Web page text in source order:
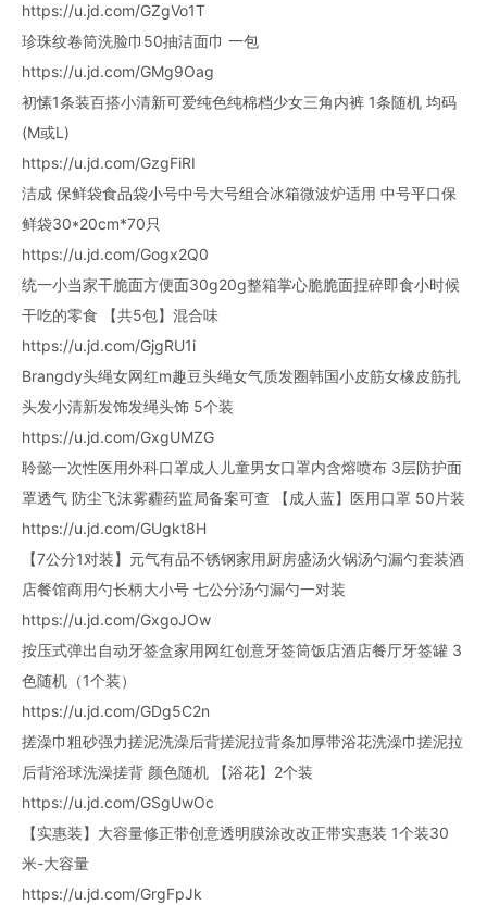
https://u.jd.com/GZgVo1T
珍珠纹卷筒洗脸巾50抽洁面巾 一包
https://u.jd.com/GMg9Oag
初愫1条装百搭小清新可爱纯色纯棉档少女三角内裤 1条随机 均码
(M或L)
https://u.jd.com/GzgFiRI
洁成 保鲜袋食品袋小号中号大号组合冰箱微波炉适用 中号平口保
鲜袋30*20cm*70只
https://u.jd.com/Gogx2Q0
统一小当家干脆面方便面30g20g整箱掌心脆脆面捏碎即食小时候
干吃的零食 【共5包】混合味
https://u.jd.com/GjgRU1i
Brangdy头绳女网红m趣豆头绳女气质发圈韩国小皮筋女橡皮筋扎
头发小清新发饰发绳头饰 5个装
https://u.jd.com/GxgUMZG
聆懿一次性医用外科口罩成人儿童男女口罩内含熔喷布 3层防护面
罩透气 防尘飞沫雾霾药监局备案可查 【成人蓝】医用口罩 50片装
https://u.jd.com/GUgkt8H
【7公分1对装】元气有品不锈钢家用厨房盛汤火锅汤勺漏勺套装酒
店餐馆商用勺长柄大小号 七公分汤勺漏勺一对装
https://u.jd.com/GxgoJOw
按压式弹出自动牙签盒家用网红创意牙签筒饭店酒店餐厅牙签罐 3
色随机（1个装）
https://u.jd.com/GDg5C2n
搓澡巾粗砂强力搓泥洗澡后背搓泥拉背条加厚带浴花洗澡巾搓泥拉
后背浴球洗澡搓背 颜色随机 【浴花】2个装
https://u.jd.com/GSgUwOc
【实惠装】大容量修正带创意透明膜涂改改正带实惠装 1个装30
米-大容量
https://u.jd.com/GrgFpJk